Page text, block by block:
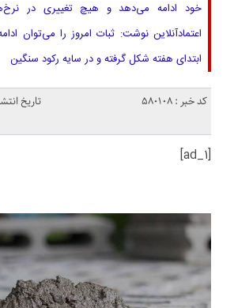
خود ادامه می‌دهد و هیچ تغییری در
اعتمادآنلاین نوشت: ثبات امروز را می‌توان
ابتدای هفته شکل گرفته و در سایه رکود سنگین
کد خبر : 580108
[ad_1]